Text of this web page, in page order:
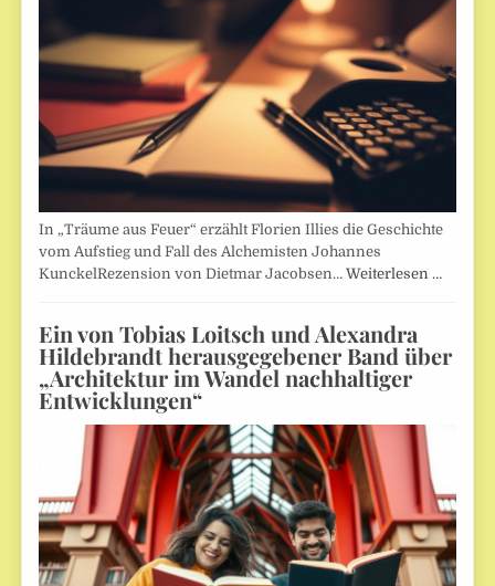
In „Träume aus Feuer“ erzählt Florien Illies die Geschichte
vom Aufstieg und Fall des Alchemisten Johannes
KunckelRezension von Dietmar Jacobsen…Weiterlesen …
Ein von Tobias Loitsch und Alexandra
Hildebrandt herausgegebener Band über
„Architektur im Wandel nachhaltiger
Entwicklungen“